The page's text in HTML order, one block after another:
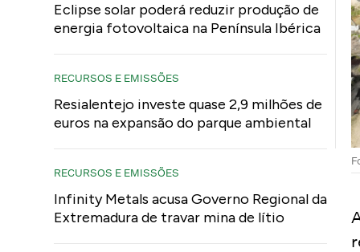
Eclipse solar poderá reduzir produção de
energia fotovoltaica na Península Ibérica
RECURSOS E EMISSÕES
Resialentejo investe quase 2,9 milhões de
euros na expansão do parque ambiental
RECURSOS E EMISSÕES
Infinity Metals acusa Governo Regional da
Extremadura de travar mina de lítio